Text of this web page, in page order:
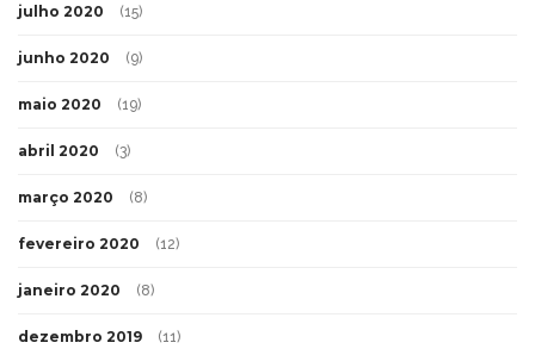
julho 2020 (15)
junho 2020 (9)
maio 2020 (19)
abril 2020 (3)
março 2020 (8)
fevereiro 2020 (12)
janeiro 2020 (8)
dezembro 2019 (11)